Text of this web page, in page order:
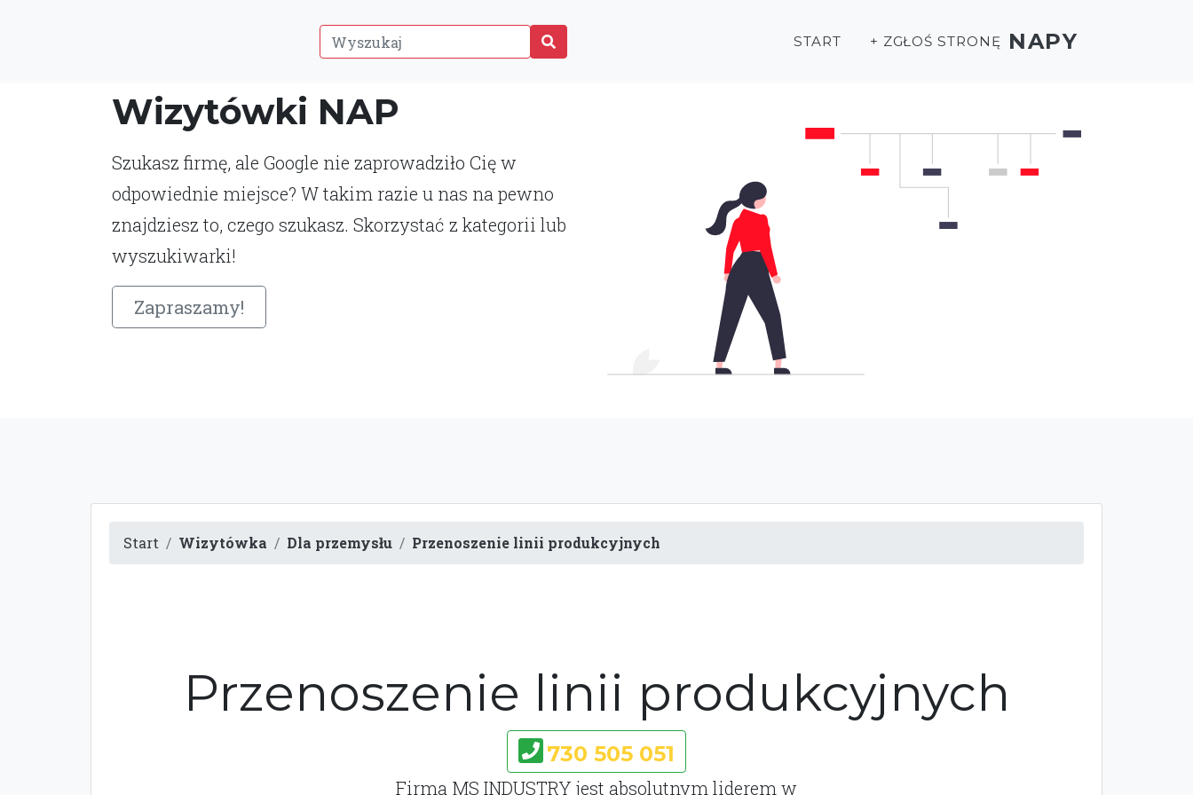
Wizytówki NAP
Szukasz firmę, ale Google nie zaprowadziło Cię w
odpowiednie miejsce? W takim razie u nas na pewno
znajdziesz to, czego szukasz. Skorzystać z kategorii lub
wyszukiwarki!
Zapraszamy!
START + ZGŁOŚ STRONĘ NAPY
Start Wizytówka Dla przemysłu Przenoszenie linii produkcyjnych
Przenoszenie linii produkcyjnych
730 505 051
Firma MS INDUSTRY jest absolutnym liderem w